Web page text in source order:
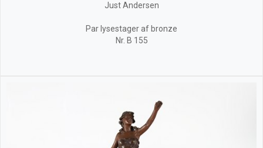
Just Andersen
Par lysestager af bronze
Nr. B 155